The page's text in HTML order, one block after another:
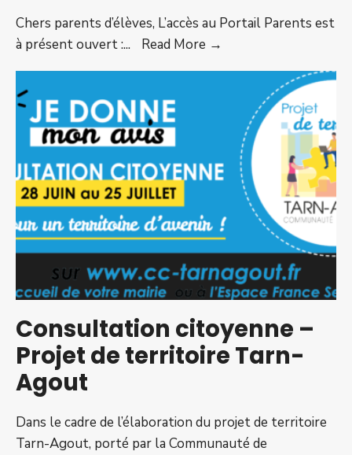
Chers parents d’élèves, L’accès au Portail Parents est
à présent ouvert :... Read More →
Garderie
scolaires
2021/2022
Consultation citoyenne –
Projet de territoire Tarn-
Agout
Dans le cadre de l’élaboration du projet de territoire
Tarn-Agout, porté par la Communauté de